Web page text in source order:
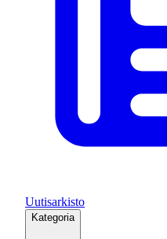
Uutisarkisto
Kategoria